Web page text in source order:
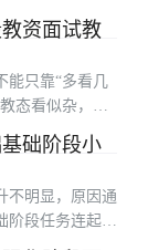
路线做成能每
高中的考查重
资面试教
能只靠“多看几
态看似杂，但
文从错题本整
么跨专业考生
础阶段小
不明显，原因通
阶段任务连起
累做成能每天